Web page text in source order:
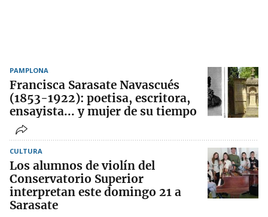
PAMPLONA
Francisca Sarasate Navascués
(1853-1922): poetisa, escritora,
ensayista... y mujer de su tiempo
CULTURA
Los alumnos de violín del
Conservatorio Superior
interpretan este domingo 21 a
Sarasate